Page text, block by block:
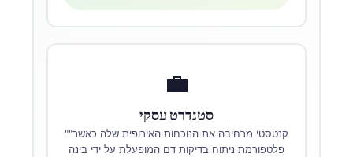
💼
סטנדרט עסקי
""קנטסטי מרחיבה את הנוכחות האירופית שלה כאשר
פלטפורמת ניתוח בדיקות דם המופעלת על ידי בינה